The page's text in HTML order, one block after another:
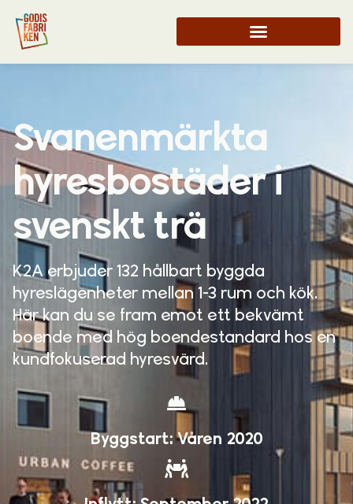
Svanenmärkta
hyresbostäder i
svenskt trä
K2A erbjuder 132 hållbart byggda
hyreslägenheter mellan 1-3 rum och kök.
Här kan du se fram emot ett bekvämt
boende med hög boendestandard hos en
kundfokuserad hyresvärd.
Byggstart: Våren 2020